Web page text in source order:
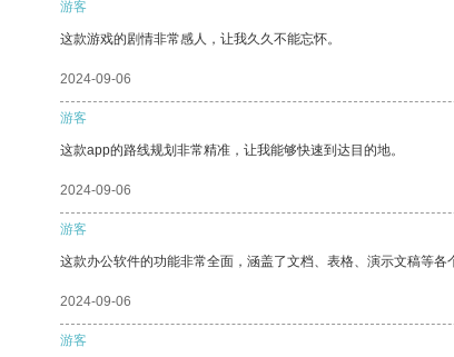
游客
这款游戏的剧情非常感人，让我久久不能忘怀。
2024-09-06
游客
这款app的路线规划非常精准，让我能够快速到达目的地。
2024-09-06
游客
这款办公软件的功能非常全面，涵盖了文档、表格、演示文稿等
2024-09-06
游客